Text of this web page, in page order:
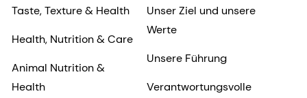
Taste, Texture & Health
Health, Nutrition & Care
Animal Nutrition &
Health
Unser Ziel und unsere
Werte
Unsere Führung
Verantwortungsvolle